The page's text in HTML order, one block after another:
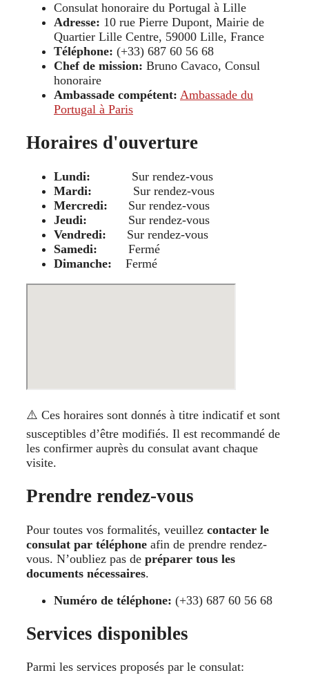
Consulat honoraire du Portugal à Lille
Adresse: 10 rue Pierre Dupont, Mairie de
Quartier Lille Centre, 59000 Lille, France
Téléphone: (+33) 687 60 56 68
Chef de mission: Bruno Cavaco, Consul
honoraire
Ambassade compétent: Ambassade du
Portugal à Paris
Horaires d'ouverture
Lundi: Sur rendez-vous
Mardi: Sur rendez-vous
Mercredi: Sur rendez-vous
Jeudi: Sur rendez-vous
Vendredi: Sur rendez-vous
Samedi: Fermé
Dimanche: Fermé
⚠️ Ces horaires sont donnés à titre indicatif et sont
susceptibles d’être modifiés. Il est recommandé de
les confirmer auprès du consulat avant chaque
visite.
Prendre rendez-vous
Pour toutes vos formalités, veuillez contacter le
consulat par téléphone afin de prendre rendez-
vous. N’oubliez pas de préparer tous les
documents nécessaires.
Numéro de téléphone: (+33) 687 60 56 68
Services disponibles
Parmi les services proposés par le consulat: